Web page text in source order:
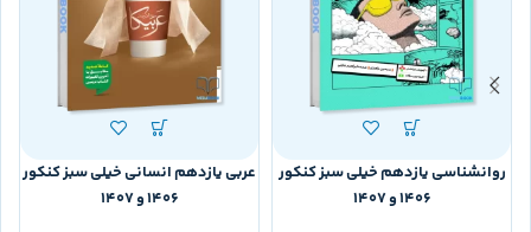
روانشناسی یازدهم خیلی سبز کنکور
1406 و 1407
عربی یازدهم انسانی خیلی سبز کنکور
1406 و 1407